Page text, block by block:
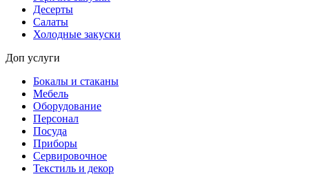
Десерты
Салаты
Холодные закуски
Доп услуги
Бокалы и стаканы
Мебель
Оборудование
Персонал
Посуда
Приборы
Сервировочное
Текстиль и декор